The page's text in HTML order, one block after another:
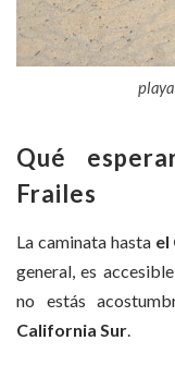
Qué
Frailes
La caminata hasta el
general, es
no estás
California Sur